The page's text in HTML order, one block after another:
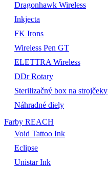
Dragonhawk Wireless
Inkjecta
FK Irons
Wireless Pen GT
ELETTRA Wireless
DDr Rotary
Sterilizačný box na strojčeky
Náhradné diely
Farby REACH
Void Tattoo Ink
Eclipse
Unistar Ink